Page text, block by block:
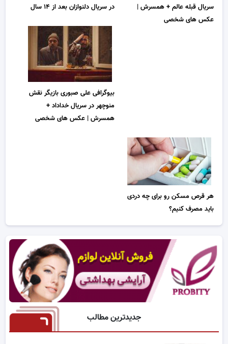
سریال قبله عالم + همسرش |
عکس های شخصی
در سریال دلنوازان بعد از ۱۴ سال
بیوگرافی علی صبوری بازیگر نقش
منوچهر در سریال خداداد +
همسرش | عکس های شخصی
هر قرص مسکن رو برای چه دردی
باید مصرف کنیم؟
جدیدترین مطالب